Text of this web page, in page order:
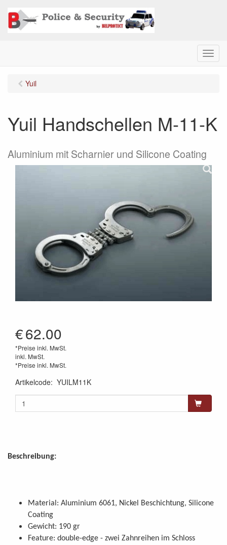
M
e
Yuil
Yuil Handschellen M-11-K
Aluminium mit Scharnier und Silicone Coating
€62.00
*Preise inkl. MwSt.
inkl. MwSt.
*Preise inkl. MwSt.
Artikelcode: YUILM11K
Beschreibung:
Material: Aluminium 6061, Nickel Beschichtung, Silicone
Coating
Gewicht: 190 gr
Feature: double-edge - zwei Zahnreihen im Schloss